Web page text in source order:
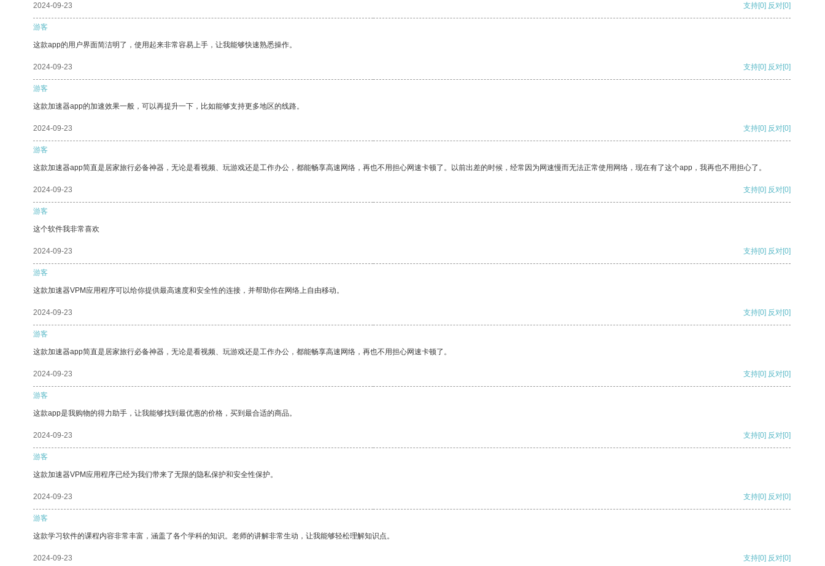
2024-09-23 支持[0] 反对[0]
游客
这款app的用户界面简洁明了，使用起来非常容易上手，让我能够快速熟悉操作。
2024-09-23 支持[0] 反对[0]
游客
这款加速器app的加速效果一般，可以再提升一下，比如能够支持更多地区的线路。
2024-09-23 支持[0] 反对[0]
游客
这款加速器app简直是居家旅行必备神器，无论是看视频、玩游戏还是工作办公，都能畅享高速网络，再也不用担心网速卡顿了。以前出差的时候，经常因为网速慢而无法正常使用网络，现在有了这个app，我再也不用担心了。
2024-09-23 支持[0] 反对[0]
游客
这个软件我非常喜欢
2024-09-23 支持[0] 反对[0]
游客
这款加速器VPM应用程序可以给你提供最高速度和安全性的连接，并帮助你在网络上自由移动。
2024-09-23 支持[0] 反对[0]
游客
这款加速器app简直是居家旅行必备神器，无论是看视频、玩游戏还是工作办公，都能畅享高速网络，再也不用担心网速卡顿了。
2024-09-23 支持[0] 反对[0]
游客
这款app是我购物的得力助手，让我能够找到最优惠的价格，买到最合适的商品。
2024-09-23 支持[0] 反对[0]
游客
这款加速器VPM应用程序已经为我们带来了无限的隐私保护和安全性保护。
2024-09-23 支持[0] 反对[0]
游客
这款学习软件的课程内容非常丰富，涵盖了各个学科的知识。老师的讲解非常生动，让我能够轻松理解知识点。
2024-09-23 支持[0] 反对[0]